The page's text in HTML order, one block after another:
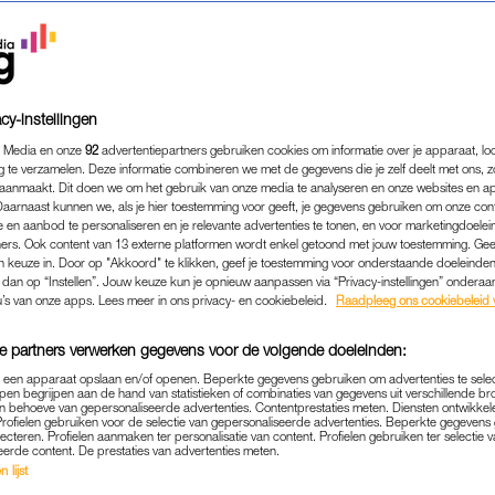
OVER PREMIÈRE
JURK HING AL VIER
KAST'
NIEUWS| KIJKTIP
02-11-2021 | MICHELLE VAN DER MOLEN
uit? De nieuwe film van Linda de Mol ‘Alles op
instellingen
en onze 92 advertentiepartners gebruiken cookies om informatie over je apparaat,
te verzamelen. Deze informatie combineren we met de gegevens die je zelf deelt met ons,
Dit doen we om het gebruik van onze media te analyseren en onze websites en
kunnen we, als je hier toestemming voor geeft, je gegevens gebruiken om onze
en aanbod te personaliseren en je relevante advertenties te tonen, en voor
Ook content van 13 externe platformen wordt enkel getoond met jouw toestemming.
keuze in. Door op "Akkoord" te klikken, geef je toestemming voor onderstaande
op “Instellen”. Jouw keuze kun je opnieuw aanpassen via “Privacy-instellingen”
van onze apps. Lees meer in ons privacy- en cookiebeleid.
Raadpleeg ons cookiebeleid
partners verwerken gegevens voor de volgende doeleinden:
apparaat opslaan en/of openen. Beperkte gegevens gebruiken om advertenties te
begrijpen aan de hand van statistieken of combinaties van gegevens uit verschillende
behoeve van gepersonaliseerde advertenties. Contentprestaties meten. Diensten
gebruiken voor de selectie van gepersonaliseerde advertenties. Beperkte
Profielen aanmaken ter personalisatie van content. Profielen gebruiken ter selectie
content. De prestaties van advertenties meten.
lijst